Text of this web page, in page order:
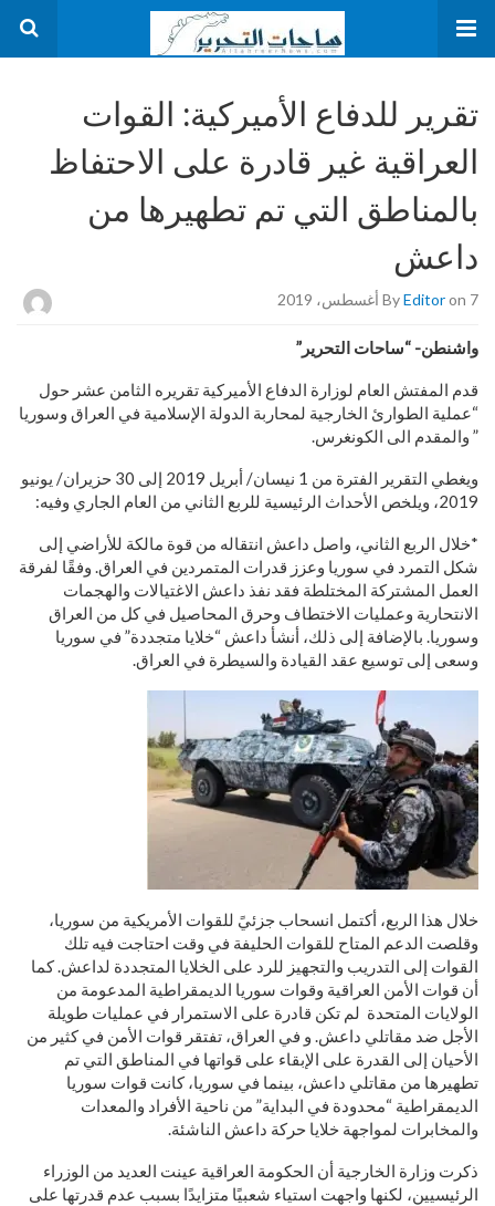
تقرير للدفاع الأميركية: القوات
العراقية غير قادرة على الاحتفاظ
بالمناطق التي تم تطهيرها من
داعش
ByEditoron 7 أغسطس، 2019
واشنطن- “ساحات التحرير”
قدم المفتش العام لوزارة الدفاع الأميركية تقريره الثامن عشر حول
“عملية الطوارئ الخارجية لمحاربة الدولة الإسلامية في العراق وسوريا
” والمقدم الى الكونغرس.
ويغطي التقرير الفترة من 1 نيسان/ أبريل 2019 إلى 30 حزيران/ يونيو
2019، ويلخص الأحداث الرئيسية للربع الثاني من العام الجاري وفيه:
*خلال الربع الثاني، واصل داعش انتقاله من قوة مالكة للأراضي إلى
شكل التمرد في سوريا وعزز قدرات المتمردين في العراق. وفقًا لفرقة
العمل المشتركة المختلطة فقد نفذ داعش الاغتيالات والهجمات
الانتحارية وعمليات الاختطاف وحرق المحاصيل في كل من العراق
وسوريا. بالإضافة إلى ذلك، أنشأ داعش “خلايا متجددة” في سوريا
وسعى إلى توسيع عقد القيادة والسيطرة في العراق.
خلال هذا الربع، أكتمل انسحاب جزئيً للقوات الأمريكية من سوريا،
وقلصت الدعم المتاح للقوات الحليفة في وقت احتاجت فيه تلك
القوات إلى التدريب والتجهيز للرد على الخلايا المتجددة لداعش. كما
أن قوات الأمن العراقية وقوات سوريا الديمقراطية المدعومة من
الولايات المتحدة لم تكن قادرة على الاستمرار في عمليات طويلة
الأجل ضد مقاتلي داعش. و في العراق، تفتقر قوات الأمن في كثير من
الأحيان إلى القدرة على الإبقاء على قواتها في المناطق التي تم
تطهيرها من مقاتلي داعش، بينما في سوريا، كانت قوات سوريا
الديمقراطية “محدودة في البداية” من ناحية الأفراد والمعدات
والمخابرات لمواجهة خلايا حركة داعش الناشئة.
ذكرت وزارة الخارجية أن الحكومة العراقية عينت العديد من الوزراء
الرئيسيين، لكنها واجهت استياء شعبيًا متزايدًا بسبب عدم قدرتها على